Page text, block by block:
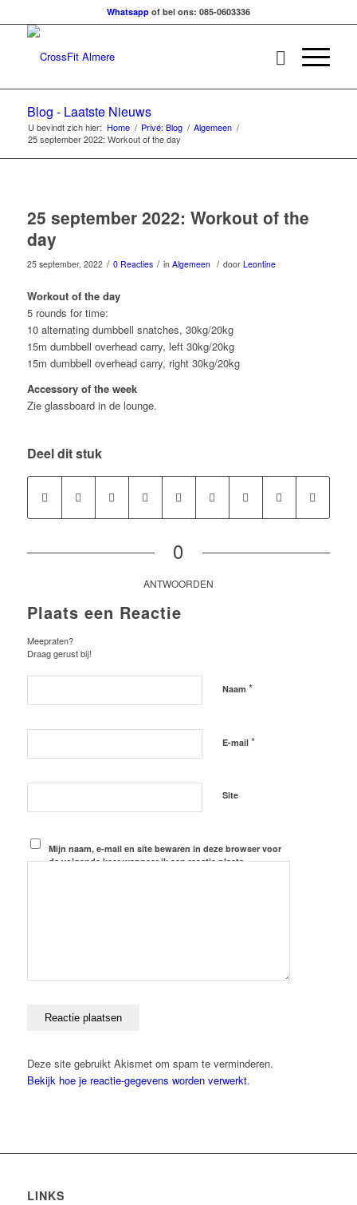
Whatsappof bel ons: 085-0603336
Blog - Laatste Nieuws
U bevindt zich hier: Home / Privé: Blog / Algemeen /
25 september 2022: Workout of the day
25 september 2022: Workout of the
day
25 september, 2022 / 0 Reacties / in Algemeen / door Leontine
Workout of the day
5 rounds for time:
10 alternating dumbbell snatches, 30kg/20kg
15m dumbbell overhead carry, left 30kg/20kg
15m dumbbell overhead carry, right 30kg/20kg
Accessory of the week
Zie glassboard in de lounge.
Deel dit stuk
0
ANTWOORDEN
Plaats een Reactie
Meepraten?
Draag gerust bij!
Naam *
E-mail *
Site
Mijn naam, e-mail en site bewaren in deze browser voor
de volgende keer wanneer ik een reactie plaats.
Deze site gebruikt Akismet om spam te verminderen.
Bekijk hoe je reactie-gegevens worden verwerkt.
LINKS